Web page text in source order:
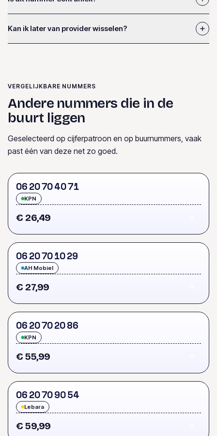
Kan ik later van provider wisselen?
VERGELIJKBARE NUMMERS
Andere nummers die in de
buurt liggen
Geselecteerd op cijferpatroon en op buurnummers, vaak
past één van deze net zo goed.
06 20704071
KPN
€ 26,49
06 20701029
AH Mobiel
€ 27,99
06 20702086
KPN
€ 55,99
06 20709054
Lebara
€ 59,99